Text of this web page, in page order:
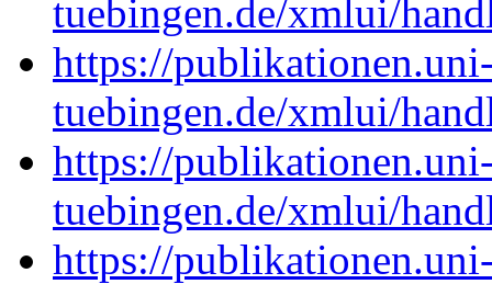
tuebingen.de/xmlui/
https://
tuebingen.de/xmlui/
https://
tuebingen.de/xmlui/
https://